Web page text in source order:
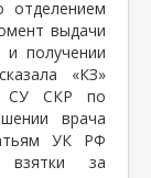
отделением
выдачи
и получении
«КЗ»
СУ СКР по
врача
УК РФ
взятки за